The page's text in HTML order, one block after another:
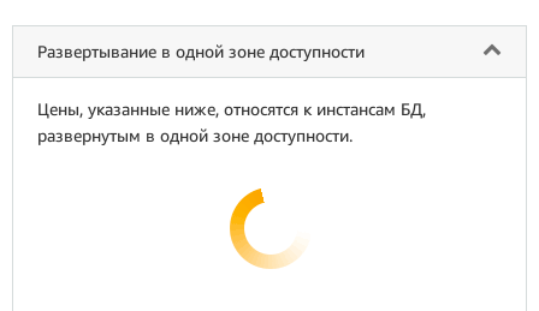
Развертывание в одной зоне доступности
Цены, указанные ниже, относятся к инстансам БД,
развернутым в одной зоне доступности.